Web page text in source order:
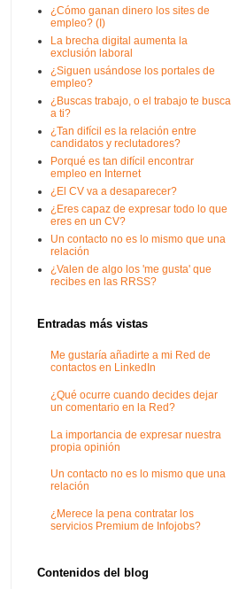
¿Cómo ganan dinero los sites de
empleo? (I)
La brecha digital aumenta la
exclusión laboral
¿Siguen usándose los portales de
empleo?
¿Buscas trabajo, o el trabajo te busca
a ti?
¿Tan difícil es la relación entre
candidatos y reclutadores?
Porqué es tan difícil encontrar
empleo en Internet
¿El CV va a desaparecer?
¿Eres capaz de expresar todo lo que
eres en un CV?
Un contacto no es lo mismo que una
relación
¿Valen de algo los 'me gusta' que
recibes en las RRSS?
Entradas más vistas
Me gustaría añadirte a mi Red de
contactos en LinkedIn
¿Qué ocurre cuando decides dejar
un comentario en la Red?
La importancia de expresar nuestra
propia opinión
Un contacto no es lo mismo que una
relación
¿Merece la pena contratar los
servicios Premium de Infojobs?
Contenidos del blog